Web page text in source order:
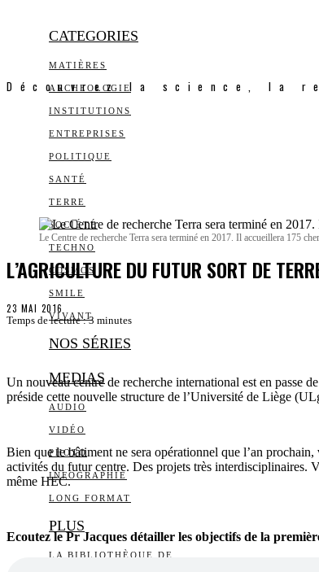
CATEGORIES
MATIÈRES
ARCHEOLOGIE
INSTITUTIONS
ENTREPRISES
POLITIQUE
SANTÉ
TERRE
SOCIÉTÉ
TECHNO
COSMOS
SMILE
VIVANT
NOS SÉRIES
MEDIAS
AUDIO
VIDÉO
PHOTO
INFOGRAPHIE
LONG FORMAT
PLUS
LA BIBLIOTHÈQUE DE
Découvrez la science, la
Le Centre de recherche Terra sera terminé en 2017. Il accueillera 175
L’AGRICULTURE DU FUTUR SORT DE
23 MAI 2016
Temps de lecture :3 minutes
Un nouveau centre de recherche international est en passe
préside cette nouvelle structure de l’Université de Liège
Bien que le bâtiment ne sera opérationnel que l’an
activités du futur centre. Des projets très interdisciplinaires.
même HEC.
Ecoutez le Pr Jacques détailler les objectifs de la